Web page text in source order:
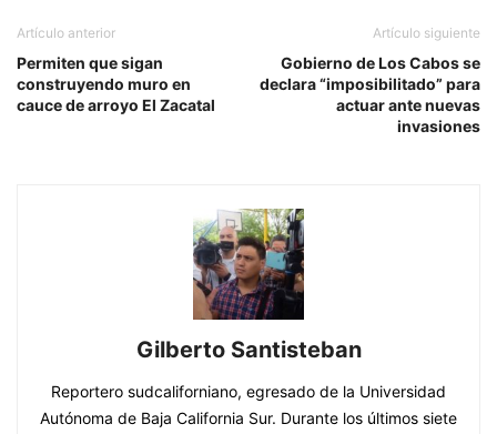
Artículo anterior
Permiten que sigan
construyendo muro en
cauce de arroyo El Zacatal
Artículo siguiente
Gobierno de Los Cabos se
declara “imposibilitado” para
actuar ante nuevas
invasiones
Gilberto Santisteban
Reportero sudcaliforniano, egresado de la Universidad
Autónoma de Baja California Sur. Durante los últimos siete